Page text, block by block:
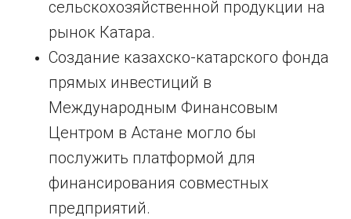
сельскохозяйственной продукции на
рынок Катара.
Создание казахско-катарского фонда
прямых инвестиций в
Международным Финансовым
Центром в Астане могло бы
послужить платформой для
финансирования совместных
предприятий.